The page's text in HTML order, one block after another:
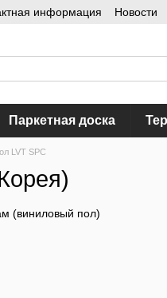
информация Новости
Паркетная доска
LVT SPC